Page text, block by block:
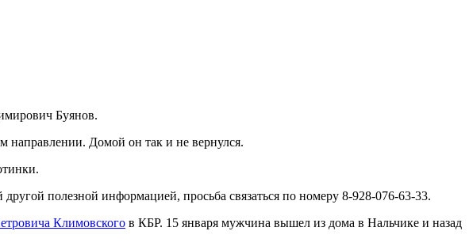
Буянов.
направлении. Домой он так и не вернулся.
полезной информацией, просьба связаться по номеру 8-928-076-63-33.
Климовского в КБР. 15 января мужчина вышел из дома в Нальчике и назад